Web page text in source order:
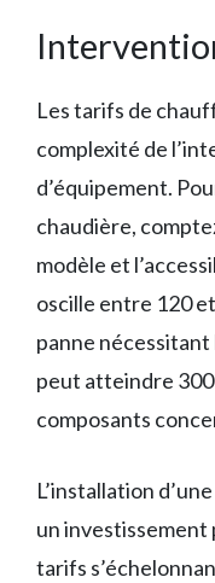
Les tarifs de
complexité de
d’équipement.
chaudière,
modèle et
oscille entre 120
panne
peut atteindre 300
composants
L’installation
un investissement
tarifs